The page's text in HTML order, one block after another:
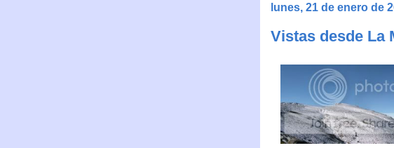
lunes, 21 de enero de
Vistas desde La